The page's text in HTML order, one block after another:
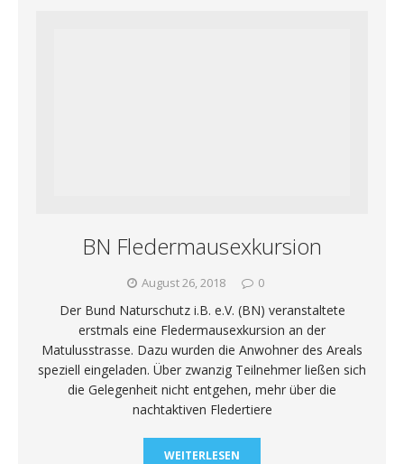
BN Fledermausexkursion
August 26, 2018 0
Der Bund Naturschutz i.B. e.V. (BN) veranstaltete
erstmals eine Fledermausexkursion an der
Matulusstrasse. Dazu wurden die Anwohner des Areals
speziell eingeladen. Über zwanzig Teilnehmer ließen sich
die Gelegenheit nicht entgehen, mehr über die
nachtaktiven Fledertiere
WEITERLESEN